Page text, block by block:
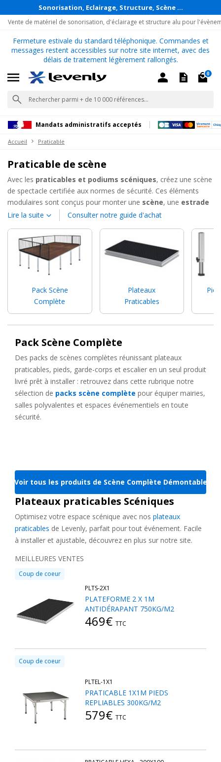
Sonorisation, Eclairage, Structure, Scène ...
Vente de matériel de sonorisation, d'éclairage et structure alu pour
Fermeture estivale du standard téléphonique. Commandes et
messages restent accessibles sur notre site internet, avec des
délais de traitement légèrement rallongés.
0
Mandats administratifs acceptés
Accueil Praticable
Praticable de scène
Avec les praticables et podiums scéniques, créez une scène
de spectacle certifiée aux normes de sécurité. Ces éléments
modulaires sont conçus pour monter une scène, une estrade
ou un podium scéniquequi s'adapte à la configuration de la
Scènes pliantes : des scènes mobiles
pour vos évènements
Dans la catégorie des praticables, lesscènes pliantes et
estrades en aluminiumsont l'accessoire indispensable pour
éléments à emboîter vous permettent de surélever un plateau
extrêmement résistant, capable de supporter jusqu'à plusieurs
centaines de kilos par mètre carré.
Sur Levenly, concevez unescène mobilesur mesure en
combinant les plateaux et éléments modulaires de tous
gabarits, à hauteur fixe ou réglable, avec ou sans
Lespraticabless'accompagnent d'accessoires pour faciliter
l'accès et mettre votre scène en conformité avec les normes de
sécurité :escaliers, garde-corps,pieds, pièces détachées…
Polyvalents et modulables, ils sont particulièrement utilisés pour
des discours, présentations de produit, concerts, salles des
fêtes, MJC, foires, vins d'honneur, salons et bien plus encore.
complète en un clin d'oeil !
Lire la suite Consulter notre guide d'achat
Pack Scène
Complète
Plateaux
Praticables
Pack Scène Complète
Des packs de scènes complètes réunissant plateaux
praticables, pieds, garde-corps et escalier en un seul produit
livré prêt à installer : retrouvez dans cette rubrique notre
sélection de packs scène complète pour équiper mairies,
salles polyvalentes et espaces événementiels en toute
sécurité.
Voir tous les produits de Scène Complète Démontable
Plateaux praticables Scéniques
Optimisez votre espace scénique avec nos plateaux
praticables de Levenly, parfait pour tout événement. Facile
à installer et ajustable, découvrez en plus sur notre site.
MEILLEURES VENTES
Coup de coeur
PLTS-2X1
PLATEFORME 2 X 1M
ANTIDÉRAPANT 750KG/M2
469€TTC
Coup de coeur
PLTEL-1X1
PRATICABLE 1X1M PIEDS
REPLIABLES 300KG/M2
579€TTC